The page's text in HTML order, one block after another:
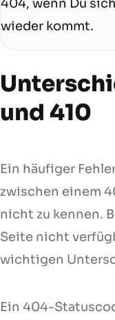
404, wenn Du
wieder kommt.
und 410
Ein häufiger
zwischen einem
nicht zu kennen.
Seite nicht
wichtigen
Ein 404-